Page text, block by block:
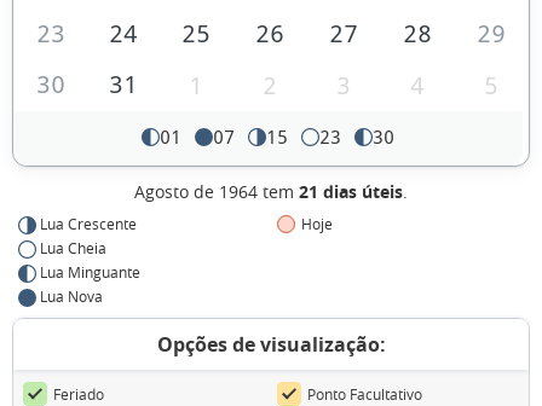
23
24 25 26 27 28
29
30
31 1 2 3 4 5
01 07 15 23 30
Agosto de 1964 tem 21 dias úteis.
Lua Crescente
Lua Cheia
Lua Minguante
Lua Nova
Hoje
Opções de visualização:
Feriado
Ponto Facultativo